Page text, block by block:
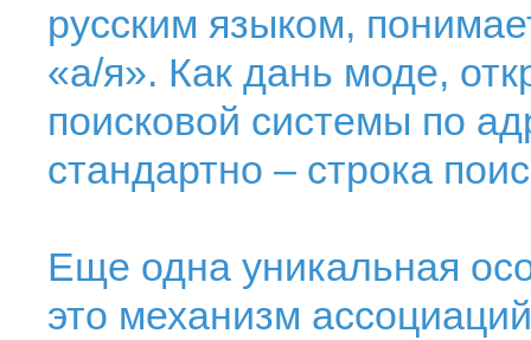
русским языком,
«а/я». Как дань моде,
поисковой системы по
стандартно – строка
Еще одна уникальная
это механизм